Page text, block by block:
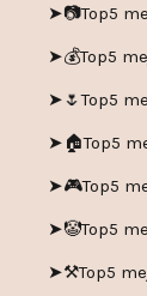
➤📷Top5
➤💰Top5
➤🌷Top5
➤🏠Top5
➤🎮Top5
➤🤡Top5
➤⚒️Top5